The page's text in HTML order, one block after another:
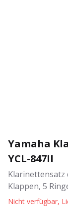
Yamaha
YCL-847II
Klarinettensatz
Klappen, 5
Nicht verfügbar,